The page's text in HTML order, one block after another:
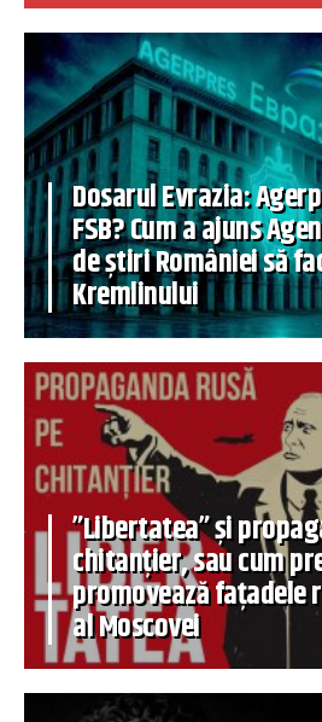
Dosarul Evrazia:
FSB? Cum a ajuns
de știri României să
Kremlinului
”Libertatea” și
chitanțier, sau cum
promovează fațadele
al Moscovei